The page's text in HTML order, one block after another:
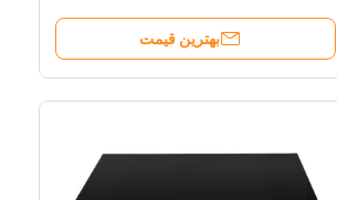
بهترین قیمت